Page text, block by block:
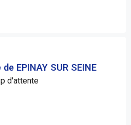
EPINAY SUR SEINE
d'attente